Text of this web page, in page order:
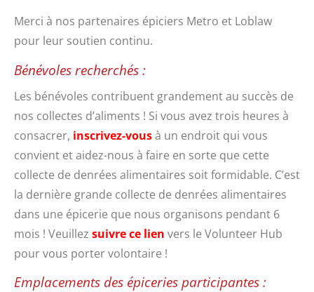
Merci à nos partenaires épiciers Metro et Loblaw
pour leur soutien continu.
Bénévoles recherchés :
Les bénévoles contribuent grandement au succès de
nos collectes d’aliments ! Si vous avez trois heures à
consacrer, inscrivez-vousà un endroit qui vous
convient et aidez-nous à faire en sorte que cette
collecte de denrées alimentaires soit formidable. C’est
la dernière grande collecte de denrées alimentaires
dans une épicerie que nous organisons pendant 6
mois ! Veuillez suivre ce lien vers le Volunteer Hub
pour vous porter volontaire !
Emplacements des épiceries participantes :